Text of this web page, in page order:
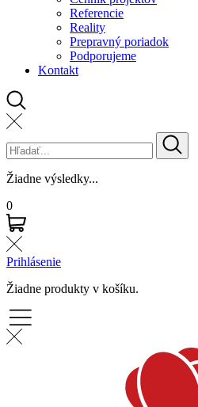
Referencie
Reality
Prepravný poriadok
Podporujeme
Kontakt
Žiadne výsledky...
0
Prihlásenie
Žiadne produkty v košíku.